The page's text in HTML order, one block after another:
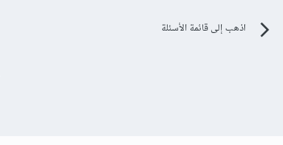
اذهب إلى قائمة الأسئلة